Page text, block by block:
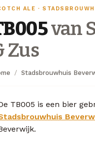
ALE ·
van
Zus
Stadsbrouwhuis
TB005 is een bier